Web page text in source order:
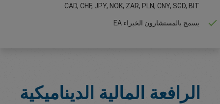
CAD, CHF, JPY, NOK, ZAR, PLN, CNY, SGD, BIT
يسمح بالمستشارون الخبراء EA
الرافعة المالية الديناميكية